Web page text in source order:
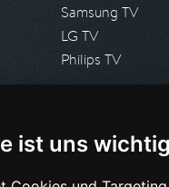
ist uns wichtig
Samsung TV
LG TV
Philips TV
Presseanfrage